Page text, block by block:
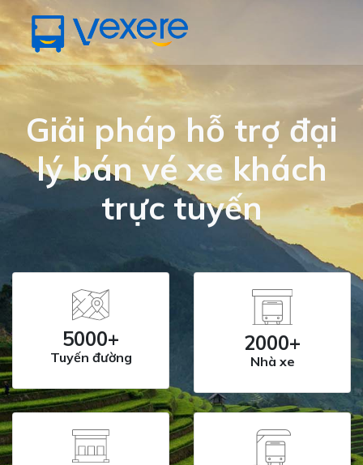
Giải pháp hỗ trợ đại
lý bán vé xe khách
trực tuyến
5000+
Tuyến đường
2000+
Nhà xe